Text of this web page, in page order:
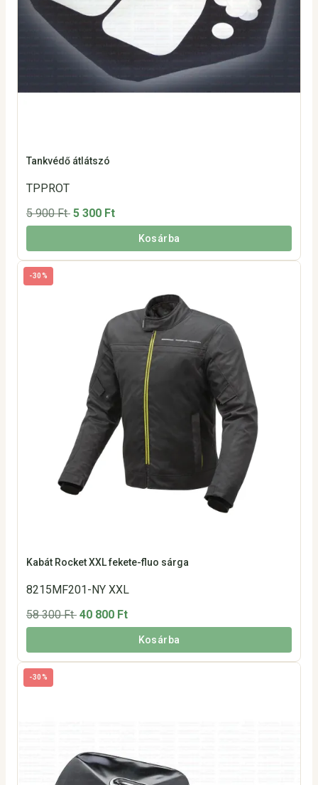
Tankvédő átlátszó
TPPROT
5 900 Ft 5 300 Ft
Kosárba
-30%
Kabát Rocket XXL fekete-fluo sárga
8215MF201-NY XXL
58 300 Ft 40 800 Ft
Kosárba
-30%